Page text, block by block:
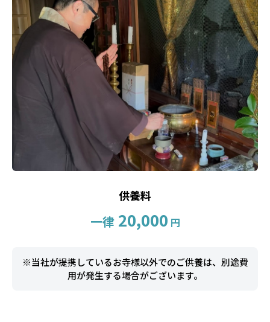
供養料
一律 20,000 円
※当社が提携しているお寺様以外でのご供養は、別途費
用が発生する場合がございます。